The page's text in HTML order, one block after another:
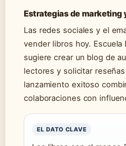
Estrategias de marketing
Las redes sociales y el
vender libros hoy. Escuela
sugiere crear un blog de
lectores y solicitar
lanzamiento exitoso
colaboraciones con
EL DATO CLAVE